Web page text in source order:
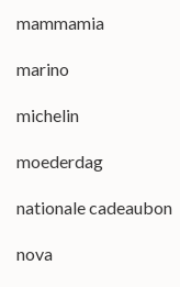
mammamia
marino
michelin
moederdag
nationale cadeaubon
nova